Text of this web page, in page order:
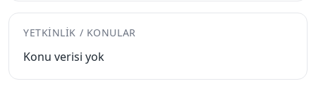
YETKINLIK / KONULAR
Konu verisi yok